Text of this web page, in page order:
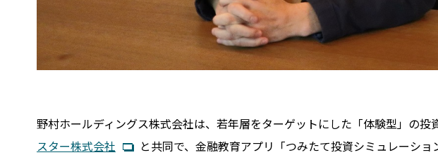
野村ホールディングス株式会社は、若年層をターゲットにした「体験型」の投
スター株式会社
と共同で、金融教育アプリ「つみたて投資シミュレーシ